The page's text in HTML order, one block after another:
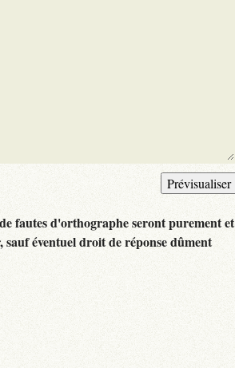
fautes d'orthographe seront purement et
éventuel droit de réponse dûment